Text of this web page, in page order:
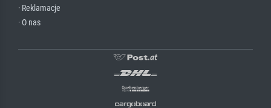
· Reklamacje
· O nas